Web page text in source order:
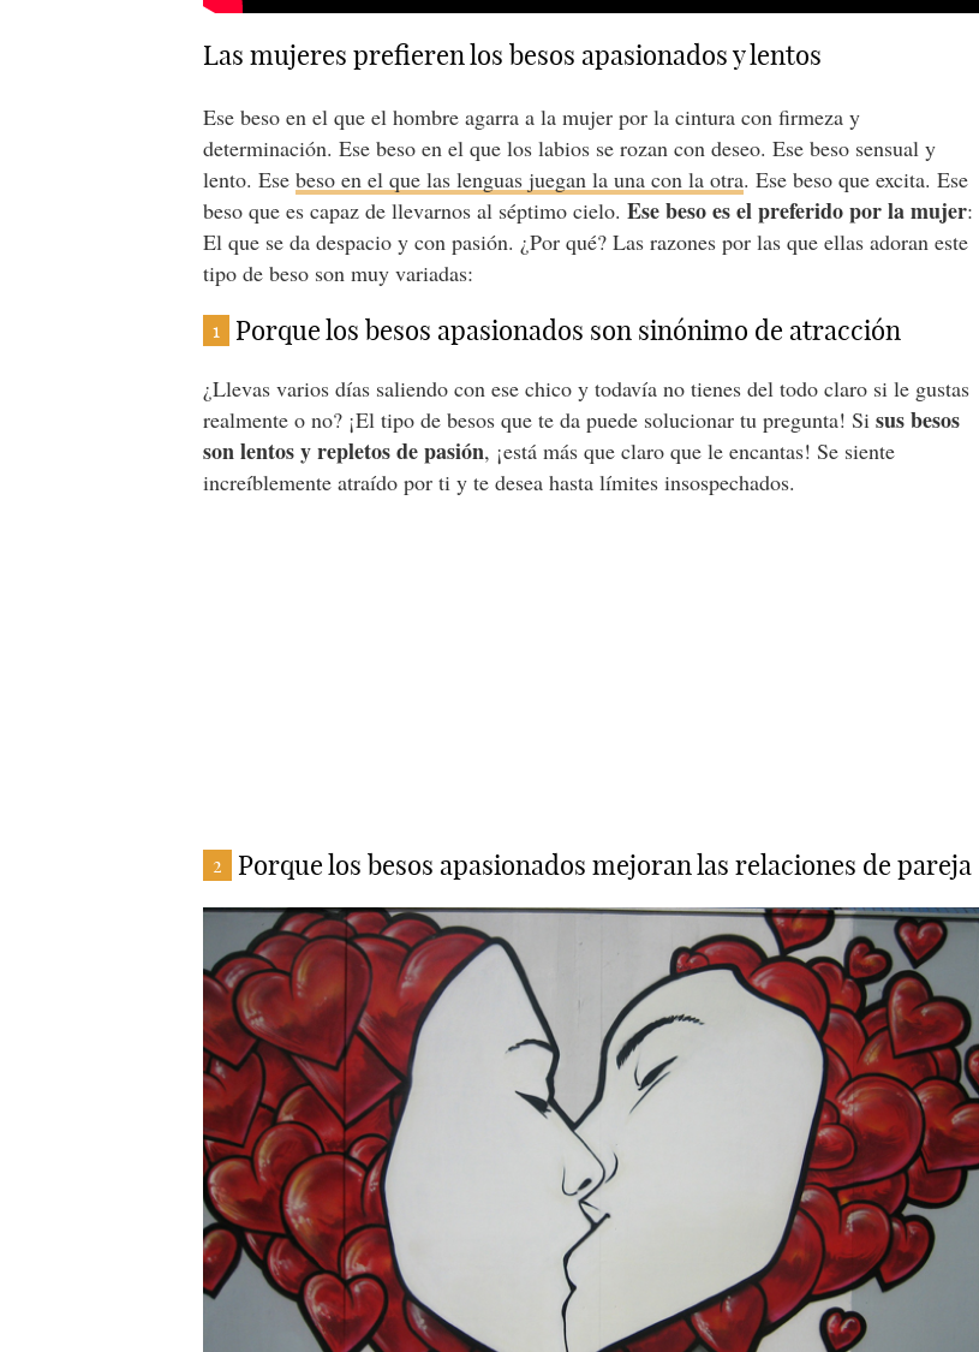
Las mujeres prefieren los besos apasionados y lentos
Ese beso en el que el hombre agarra a la mujer por la cintura con firmeza y
determinación. Ese beso en el que los labios se rozan con deseo. Ese beso sensual y
lento. Esebeso en el que las lenguas juegan la una con la otra. Ese beso que excita. Ese
beso que es capaz de llevarnos al séptimo cielo.Ese beso es el preferido por la mujer:
El que se da despacio y con pasión. ¿Por qué? Las razones por las que ellas adoran este
tipo de beso son muy variadas:
1 Porque los besos apasionados son sinónimo de atracción
¿Llevas varios días saliendo con ese chico y todavía no tienes del todo claro si le gustas
realmente o no? ¡El tipo de besos que te da puede solucionar tu pregunta! Sisus besos
son lentos y repletos de pasión, ¡está más que claro que le encantas! Se siente
increíblemente atraído por ti y te desea hasta límites insospechados.
2 Porque los besos apasionados mejoran las relaciones de pareja